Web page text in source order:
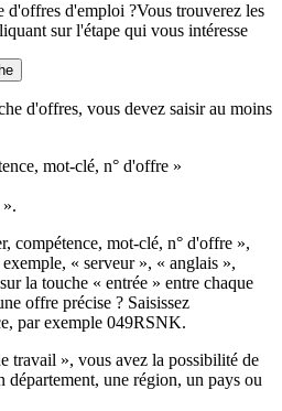
d'offres d'emploi ?Vous trouverez les
sur l'étape qui vous intéresse
d'offres, vous devez saisir au moins
mot-clé, n° d'offre »
compétence, mot-clé, n° d'offre »,
« serveur », « anglais »,
la touche « entrée » entre chaque
offre précise ? Saisissez
par exemple 049RSNK.
travail », vous avez la possibilité de
département, une région, un pays ou